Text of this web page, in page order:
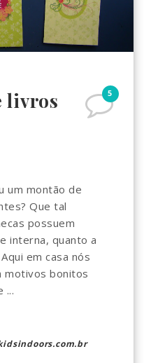
5
livros
um montão de
Que tal
possuem
interna, quanto a
em casa nós
motivos bonitos
...